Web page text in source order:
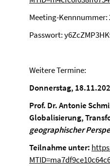
Meeting-Kennnummer:
Passwort:
Weitere Termine:
Donnerstag,
Prof. Dr. Antonie
Globalisierung,
geographischer
Teilnahme unter: